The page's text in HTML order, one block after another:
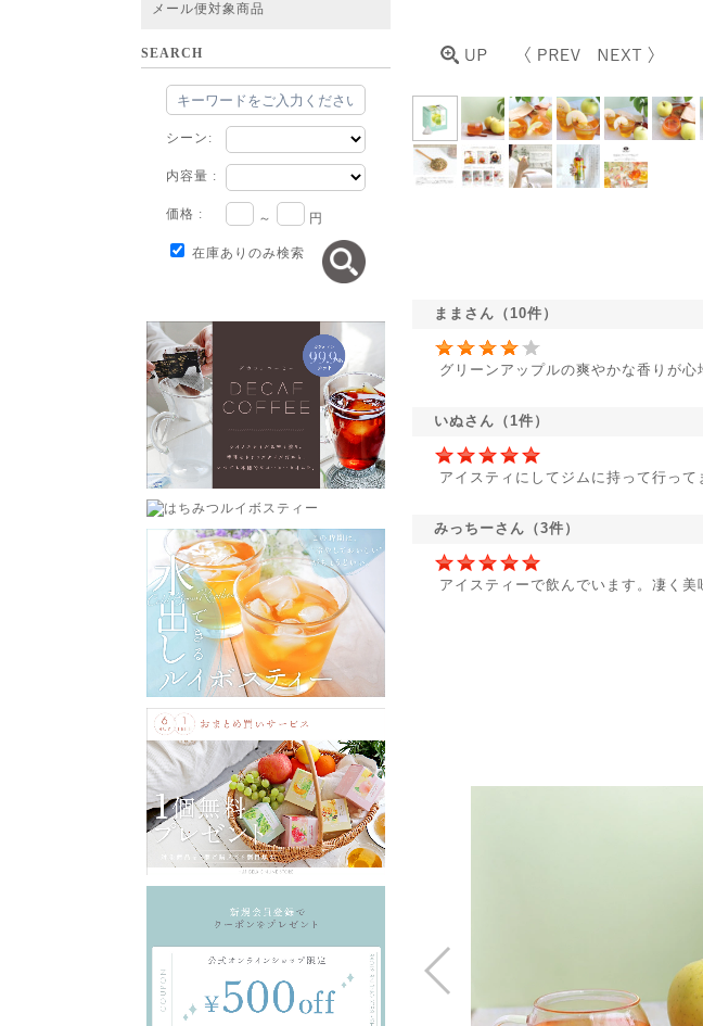
メール便対象商品
SEARCH
シーン:
内容量 :
価格 : ～ 円
在庫ありのみ検索
ままさん（10件）
グリーンアップルの爽やかな香りが心
いぬさん（1件）
アイスティにしてジムに持って行って
みっちーさん（3件）
アイスティーで飲んでいます。凄く美